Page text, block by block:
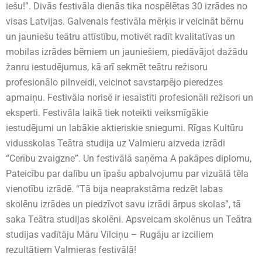
iešu!”. Divās festivāla dienās tika nospēlētas 30 izrādes no
visas Latvijas. Galvenais festivāla mērķis ir veicināt bērnu
un jauniešu teātru attīstību, motivēt radīt kvalitatīvas un
mobilas izrādes bērniem un jauniešiem, piedāvājot dažādu
žanru iestudējumus, kā arī sekmēt teātru režisoru
profesionālo pilnveidi, veicinot savstarpējo pieredzes
apmaiņu. Festivāla norisē ir iesaistīti profesionāli režisori un
eksperti. Festivāla laikā tiek noteikti veiksmīgākie
iestudējumi un labākie aktieriskie sniegumi. Rīgas Kultūru
vidusskolas Teātra studija uz Valmieru aizveda izrādi
“Cerību zvaigzne”. Un festivālā saņēma A pakāpes diplomu,
Pateicību par dalību un īpašu apbalvojumu par vizuālā tēla
vienotību izrādē. “Tā bija neaprakstāma redzēt labas
skolēnu izrādes un piedzīvot savu izrādi ārpus skolas”, tā
saka Teātra studijas skolēni. Apsveicam skolēnus un Teātra
studijas vadītāju Māru Vilciņu – Rugāju ar izciliem
rezultātiem Valmieras festivālā!